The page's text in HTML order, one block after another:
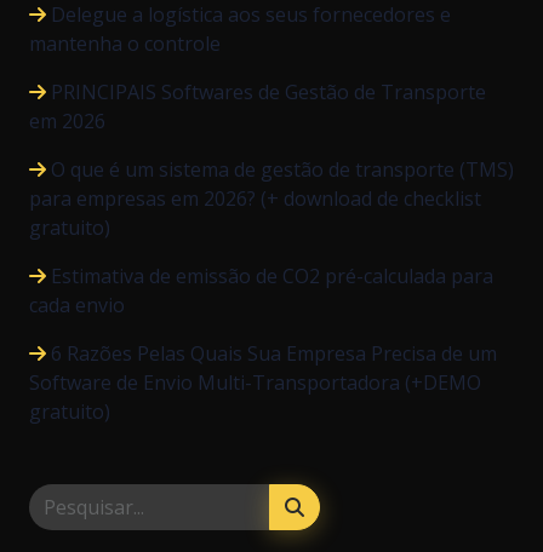
Delegue a logística aos seus fornecedores e
mantenha o controle
PRINCIPAIS Softwares de Gestão de Transporte
em 2026
O que é um sistema de gestão de transporte (TMS)
para empresas em 2026? (+ download de checklist
gratuito)
Estimativa de emissão de CO2 pré-calculada para
cada envio
6 Razões Pelas Quais Sua Empresa Precisa de um
Software de Envio Multi-Transportadora (+DEMO
gratuito)